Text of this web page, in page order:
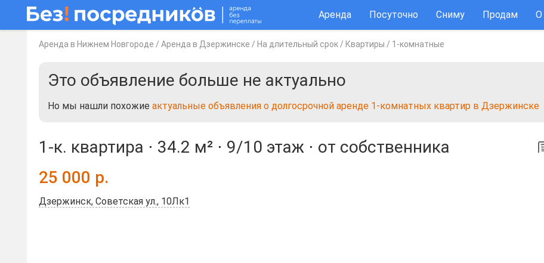
Аренда Посуточно Сниму Продам О
Аренда в Нижнем Новгороде / Аренда в Дзержинске / На длительный срок / Квартиры / 1-комнатные
Это объявление больше не актуально
Но мы нашли похожие актуальные объявления о долгосрочной аренде 1-комнатных квартир в Дзержинске
1-к. квартира ⋅ 34.2 м² ⋅ 9/10 этаж ⋅ от собственника
25 000 р.
Дзержинск, Советская ул., 10Лк1